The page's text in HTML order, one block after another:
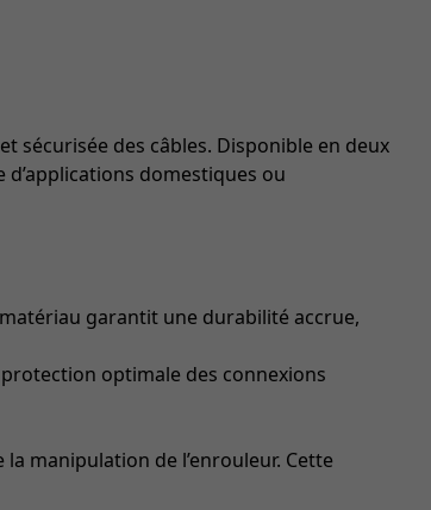
sécurisée des câbles. Disponible en deux
domestiques ou
garantit une durabilité accrue,
optimale des connexions
manipulation de l’enrouleur. Cette